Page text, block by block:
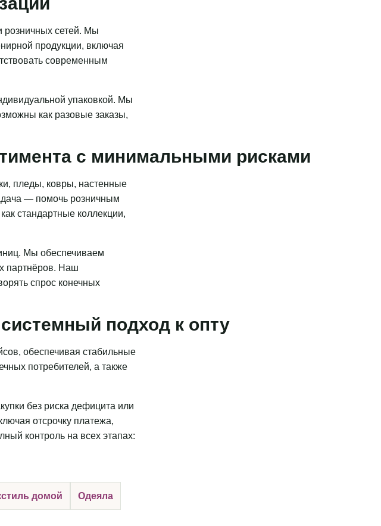
розничных сетей. Мы
продукции, включая
современным
упаковкой. Мы
как разовые заказы,
с минимальными рисками
пледы, ковры, настенные
— помочь розничным
стандартные коллекции,
Мы обеспечиваем
партнёров. Наш
спрос конечных
подход к опту
обеспечивая стабильные
потребителей, а также
без риска дефицита или
отсрочку платежа,
контроль на всех этапах:
домой Одеяла